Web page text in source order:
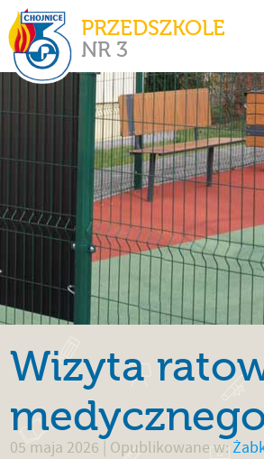
PRZEDSZKOLE
NR 3
Wizyta
05 maja 2026 | Opublikowane w: